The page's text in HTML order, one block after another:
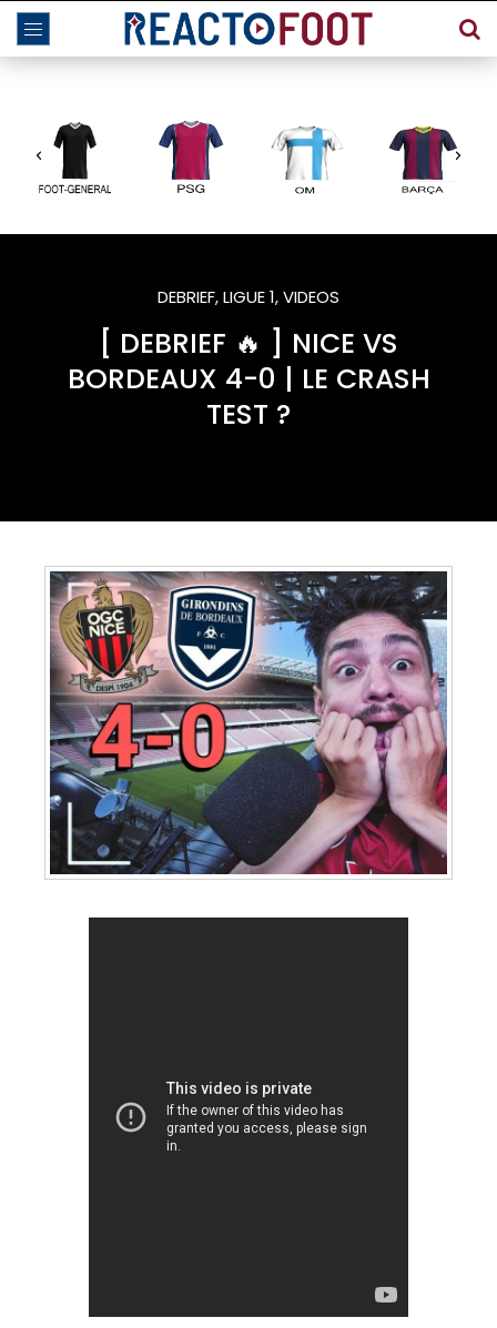
DEBRIEF,LIGUE 1,VIDEOS
[ DEBRIEF 🔥 ] NICE VS
BORDEAUX 4-0 | LE CRASH
TEST ?